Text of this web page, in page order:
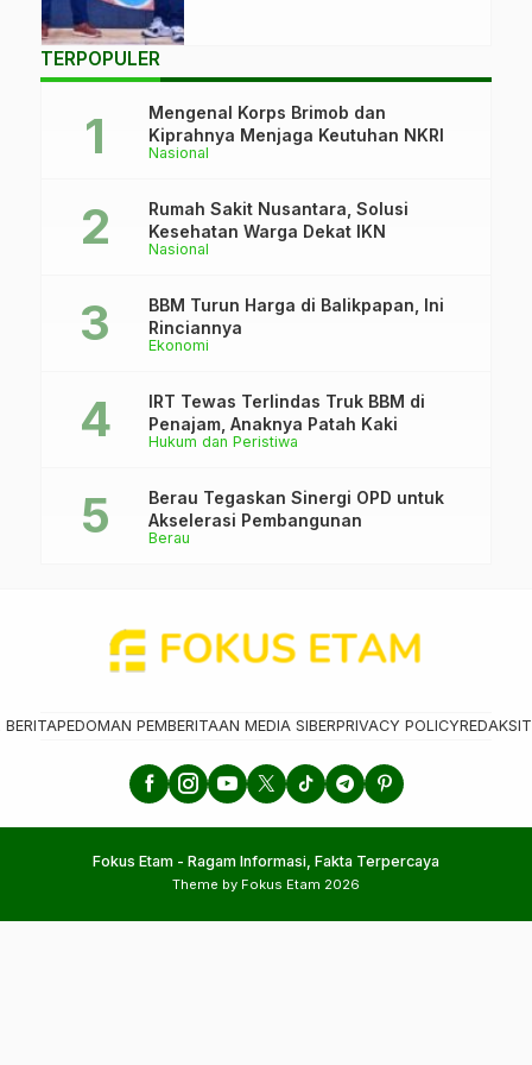
Balikpapan.
(Istimewa)
TERPOPULER
Nasional
Mengenal Korps Brimob dan
Kiprahnya Menjaga Keutuhan NKRI
Nasional
Rumah Sakit Nusantara, Solusi
Kesehatan Warga Dekat IKN
Ekonomi
BBM Turun Harga di Balikpapan, Ini
Rinciannya
Hukum dan Peristiwa
IRT Tewas Terlindas Truk BBM di
Penajam, Anaknya Patah Kaki
Berau
Berau Tegaskan Sinergi OPD untuk
Akselerasi Pembangunan
BERITAPEDOMAN PEMBERITAAN MEDIA SIBERPRIVACY POLICYREDAKSI
Fokus Etam - Ragam Informasi, Fakta Terpercaya
Theme by Fokus Etam 2026